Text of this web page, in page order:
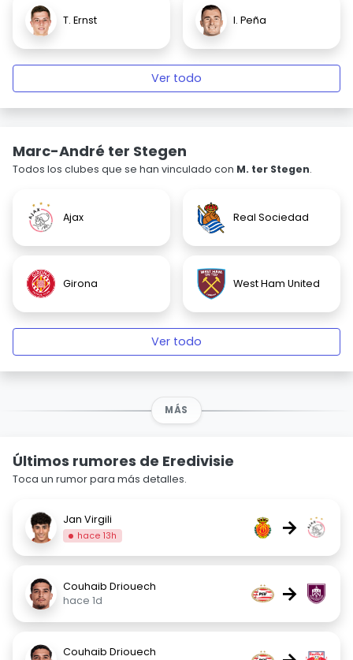
T. Ernst I. Peña
Ver todo
Marc-André ter Stegen
Todos los clubes que se han vinculado con M. ter Stegen.
Ajax Real Sociedad
Girona West Ham United
Ver todo
MÁS
Últimos rumores de Eredivisie
Toca un rumor para más detalles.
Jan Virgili
hace 13h →
Couhaib Driouech
hace 1d
→
Couhaib Driouech